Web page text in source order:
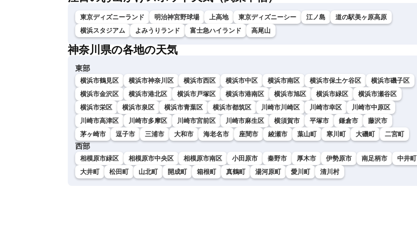
東京ディズニーランド 明治神宮野球場 上高地 東京ディズニーシー 江ノ島
道の駅美ヶ原高原
横浜スタジアム
よみうりランド 富士急ハイランド 高尾山
神奈川県の各地の天気
東部
横浜市鶴見区 横浜市神奈川区 横浜市西区 横浜市中区 横浜市南区 横浜市保土ケ谷区
横浜市磯子区
横浜市金沢区
横浜市港北区 横浜市戸塚区 横浜市港南区 横浜市旭区 横浜市緑区
横浜市瀬谷区
横浜市栄区
横浜市泉区 横浜市青葉区 横浜市都筑区 川崎市川崎区 川崎市幸区
川崎市中原区
川崎市高津区
川崎市多摩区 川崎市宮前区 川崎市麻生区 横須賀市 平塚市 鎌倉市
藤沢市
茅ヶ崎市
逗子市 三浦市 大和市 海老名市 座間市 綾瀬市 葉山町 寒川町 大磯町 二宮町
西部
相模原市緑区 相模原市中央区 相模原市南区 小田原市 秦野市 厚木市 伊勢原市 南足柄市
中井町
大井町
松田町 山北町 開成町 箱根町 真鶴町 湯河原町 愛川町 清川村